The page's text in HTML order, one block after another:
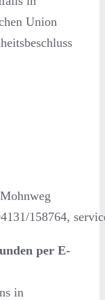
Union
Mohnweg
158764,
per E-
in